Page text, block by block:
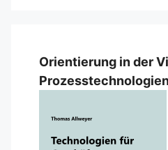
Orientierung in der